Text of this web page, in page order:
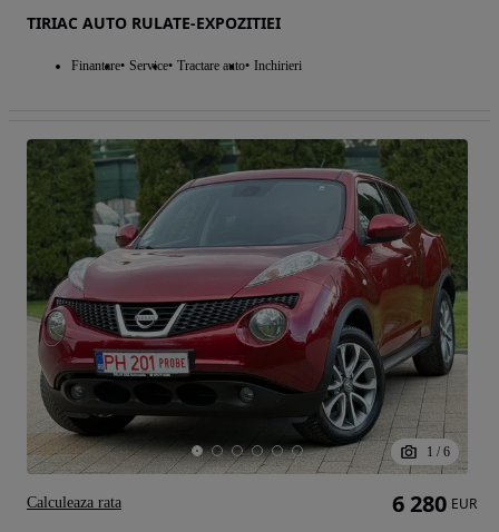
TIRIAC AUTO RULATE-EXPOZITIEI
Finantare Service Tractare auto Inchirieri
1 / 6
6 280 EUR
Calculeaza rata